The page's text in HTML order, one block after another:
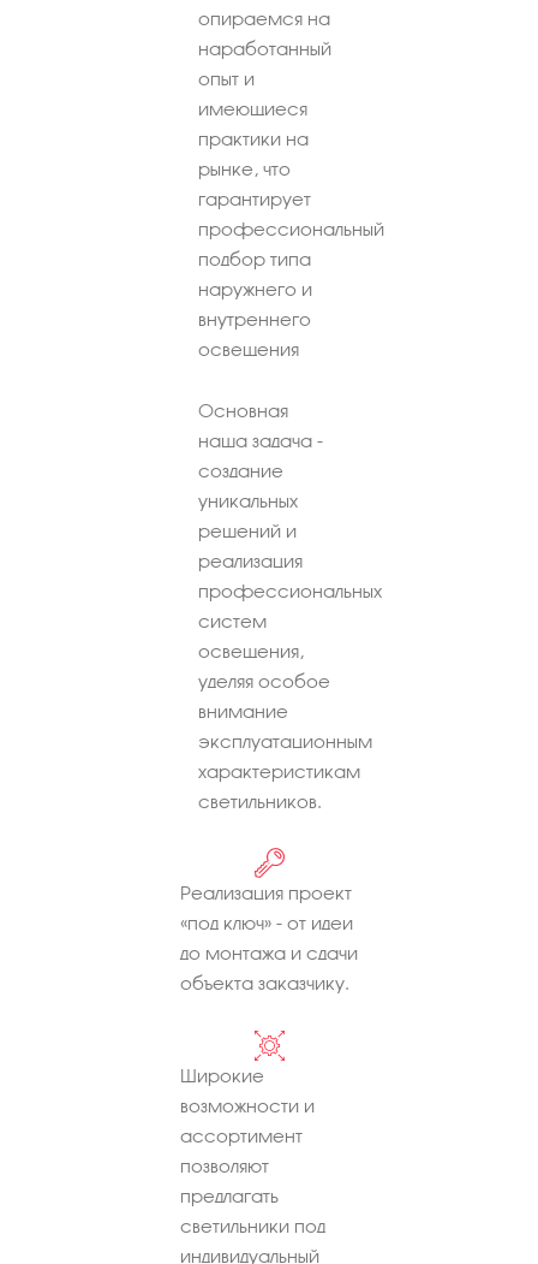
опираемся на
наработанный
опыт и
имеющиеся
практики на
рынке, что
гарантирует
профессиональный
подбор типа
наружнего и
внутреннего
освещения
Основная
наша задача -
создание
уникальных
решений и
реализация
профессиональных
систем
освещения,
уделяя особое
внимание
эксплуатационным
характеристикам
светильников.
Реализация проект
«под ключ» - от идеи
до монтажа и сдачи
объекта заказчику.
Широкие
возможности и
ассортимент
позволяют
предлагать
светильники под
индивидуальный